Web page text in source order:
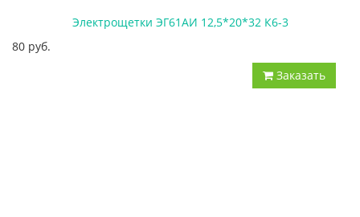
Электрощетки ЭГ61АИ 12,5*20*32 К6-3
80 руб.
Заказать